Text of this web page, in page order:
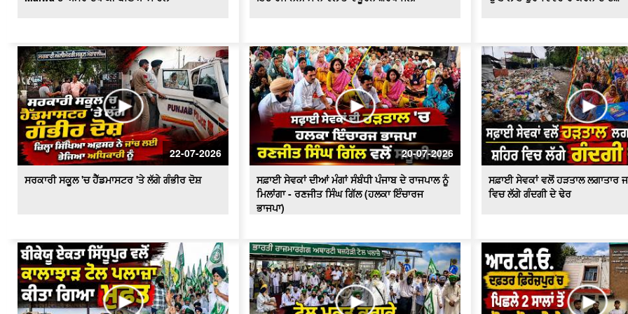
22-07-2026
ਸਰਕਾਰੀ ਸਕੂਲ 'ਚ ਹੈੱਡਮਾਸਟਰ 'ਤੇ ਲੱਗੇ ਗੰਭੀਰ ਦੋਸ਼
20-07-2026
ਸਫ਼ਾਈ ਸੇਵਕਾਂ ਦੀਆਂ ਮੰਗਾਂ ਸੰਬੰਧੀ ਪੰਜਾਬ ਦੇ ਰਾਜਪਾਲ ਨੂੰ
ਮਿਲਾਂਗਾ - ਰਣਜੀਤ ਸਿੰਘ ਗਿੱਲ (ਹਲਕਾ ਇੰਚਾਰਜ
ਭਾਜਪਾ)
ਸਫ਼ਾਈ ਸੇਵਕਾਂ ਵਲੋਂ ਹੜਤਾਲ ਲਗਾਤਾਰ
ਵਿਚ ਲੱਗੇ ਗੰਦਗੀ ਦੇ ਢੇਰ